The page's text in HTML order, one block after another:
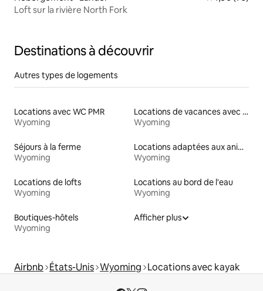
Loft sur la rivière North Fork
Destinations à découvrir
Autres types de logements
Locations avec WC PMR
Wyoming
Locations de vacances avec piscine
Wyoming
Séjours à la ferme
Wyoming
Locations adaptées aux animaux
Wyoming
Locations de lofts
Wyoming
Locations au bord de l'eau
Wyoming
Boutiques-hôtels
Wyoming
Afficher plus
Airbnb États-Unis Wyoming Locations avec kayak